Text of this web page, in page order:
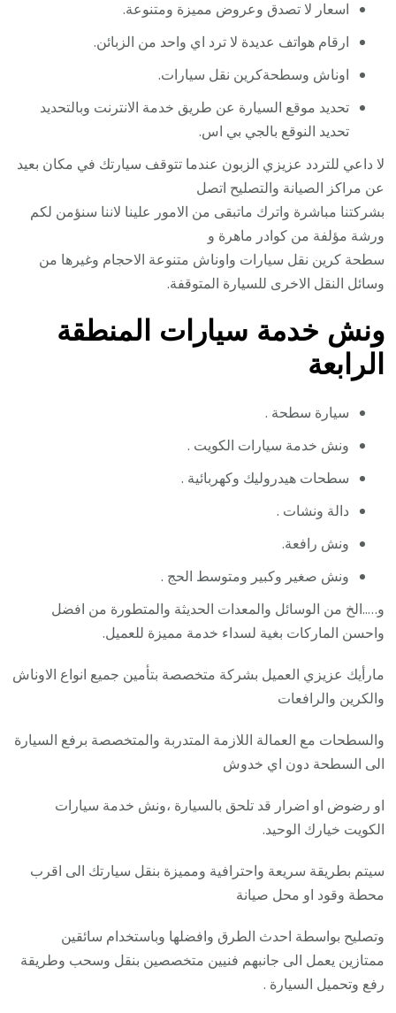
اسعار لا تصدق وعروض مميزة ومتنوعة.
ارقام هواتف عديدة لا ترد اي واحد من الزبائن.
اوناش وسطحةكرين نقل سيارات.
تحديد موقع السيارة عن طريق خدمة الانترنت وبالتحديد
تحديد النوقع بالجي بي اس.
لا داعي للتردد عزيزي الزبون عندما تتوقف سيارتك في مكان بعيد
عن مراكز الصيانة والتصليح اتصل
بشركتنا مباشرة واترك ماتبقى من الامور علينا لاننا سنؤمن لكم
ورشة مؤلفة من كوادر ماهرة و
سطحة كرين نقل سيارات واوناش متنوعة الاحجام وغيرها من
وسائل النقل الاخرى للسيارة المتوقفة.
ونش خدمة سيارات المنطقة
الرابعة
سيارة سطحة .
ونش خدمة سيارات الكويت .
سطحات هيدروليك وكهربائية .
دالة ونشات .
ونش رافعة.
ونش صغير وكبير ومتوسط الحج .
و…..الخ من الوسائل والمعدات الحديثة والمتطورة من افضل
واحسن الماركات بغية لسداء خدمة مميزة للعميل.
مارأيك عزيزي العميل بشركة متخصصة بتأمين جميع انواع الاوناش
والكرين والرافعات
والسطحات مع العمالة اللازمة المتدربة والمتخصصة برفع السيارة
الى السطحة دون اي خدوش
او رضوض او اضرار قد تلحق بالسيارة ،ونش خدمة سيارات
الكويت خيارك الوحيد.
سيتم بطريقة سريعة واحترافية ومميزة بنقل سيارتك الى اقرب
محطة وقود او محل صيانة
وتصليح بواسطة احدث الطرق وافضلها وباستخدام سائقين
ممتازين يعمل الى جانبهم فنيين متخصصين بنقل وسحب وطريقة
رفع وتحميل السيارة .